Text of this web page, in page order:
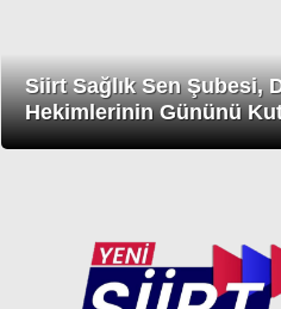
Siirt Sağlık Sen Şubesi,
Hekimlerinin Gününü